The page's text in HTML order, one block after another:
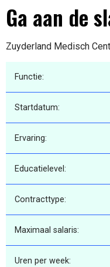
Ga aan de
Zuyderland Medisch
Functie:
Startdatum:
Ervaring:
Educatielevel:
Contracttype:
Maximaal salaris:
Uren per week: